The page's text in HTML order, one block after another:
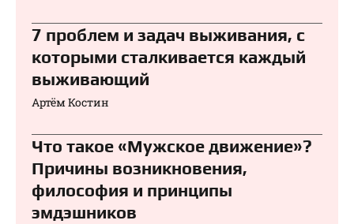
7 проблем и задач выживания, с
которыми сталкивается каждый
выживающий
Артём Костин
Что такое «Мужское движение»?
Причины возникновения,
философия и принципы
эмдэшников